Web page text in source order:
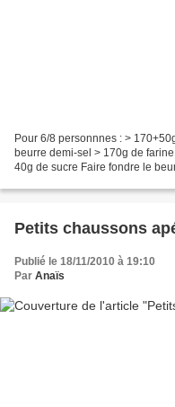
Pour 6/8 personnnes : >
beurre demi-sel > 170g de
40g de sucre Faire fondre le
Petits chaussons
Publié le 18/11/2010 à 19:10
Par Anaïs